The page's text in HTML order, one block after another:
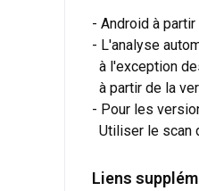
- Android à
- L'analyse
à l'exception
à partir de la
- Pour les
Utiliser le scan
Liens